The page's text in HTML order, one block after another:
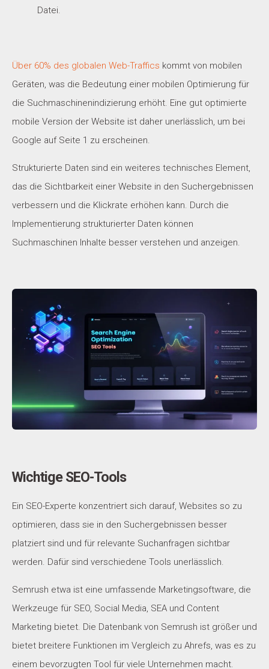
Datei.
Über 60% des globalen Web-Traffics kommt von mobilen
Geräten, was die Bedeutung einer mobilen Optimierung für
die Suchmaschinenindizierung erhöht. Eine gut optimierte
mobile Version der Website ist daher unerlässlich, um bei
Google auf Seite 1 zu erscheinen.
Strukturierte Daten sind ein weiteres technisches Element,
das die Sichtbarkeit einer Website in den Suchergebnissen
verbessern und die Klickrate erhöhen kann. Durch die
Implementierung strukturierter Daten können
Suchmaschinen Inhalte besser verstehen und anzeigen.
Wichtige SEO-Tools
Ein SEO-Experte konzentriert sich darauf, Websites so zu
optimieren, dass sie in den Suchergebnissen besser
platziert sind und für relevante Suchanfragen sichtbar
werden. Dafür sind verschiedene Tools unerlässlich.
Semrush etwa ist eine umfassende Marketingsoftware, die
Werkzeuge für SEO, Social Media, SEA und Content
Marketing bietet. Die Datenbank von Semrush ist größer und
bietet breitere Funktionen im Vergleich zu Ahrefs, was es zu
einem bevorzugten Tool für viele Unternehmen macht.